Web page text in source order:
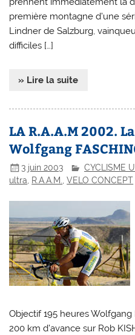
première montagne d’une
Lindner de Salzburg,
difficiles […]
» Lire la suite
LA R.A.A.M 2002.
Wolfgang
3 juin 2003 CYCLISME
ultra
R.A.A.M. ,VELO CONCEPT
Objectif 195 heures
200 km d’avance sur Rob